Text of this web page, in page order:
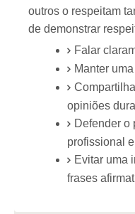
outros o respeitam
de demonstrar
Falar
Manter
opiniões
Defender o
profissional
Evitar uma
frases